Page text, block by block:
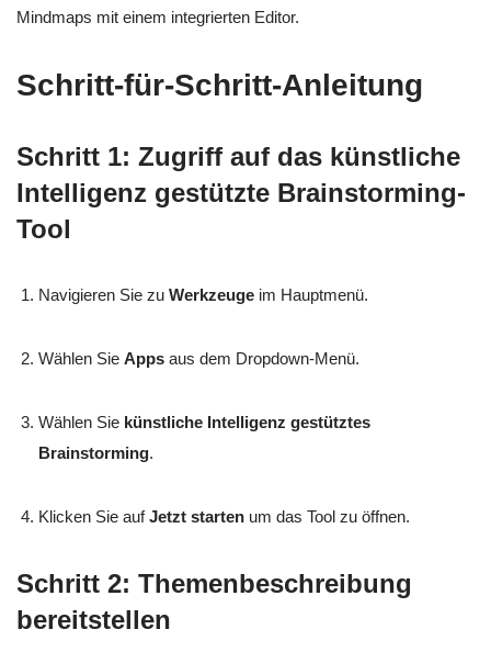
Mindmaps mit einem integrierten Editor.
Schritt-für-Schritt-Anleitung
Schritt 1: Zugriff auf das künstliche
Intelligenz gestützte Brainstorming-
Tool
Navigieren Sie zu Werkzeuge im Hauptmenü.
Wählen Sie Apps aus dem Dropdown-Menü.
Wählen Sie künstliche Intelligenz gestütztes
Brainstorming.
Klicken Sie aufJetzt starten um das Tool zu öffnen.
Schritt 2: Themenbeschreibung
bereitstellen